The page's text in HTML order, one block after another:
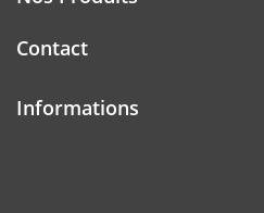
Contact
Informations